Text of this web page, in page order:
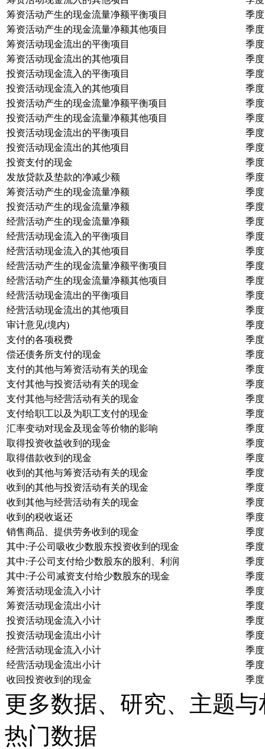
筹资活动产生的现金流量净额平衡项目
季度
筹资活动产生的现金流量净额其他项目
季度
筹资活动现金流出的平衡项目
季度
筹资活动现金流出的其他项目
季度
投资活动现金流入的平衡项目
季度
投资活动现金流入的其他项目
季度
投资活动产生的现金流量净额平衡项目
季度
投资活动产生的现金流量净额其他项目
季度
投资活动现金流出的平衡项目
季度
投资活动现金流出的其他项目
季度
投资支付的现金
季度
发放贷款及垫款的净减少额
季度
筹资活动产生的现金流量净额
季度
投资活动产生的现金流量净额
季度
经营活动产生的现金流量净额
季度
经营活动现金流入的平衡项目
季度
经营活动现金流入的其他项目
季度
经营活动产生的现金流量净额平衡项目
季度
经营活动产生的现金流量净额其他项目
季度
经营活动现金流出的平衡项目
季度
经营活动现金流出的其他项目
季度
审计意见(境内)
季度
支付的各项税费
季度
偿还债务所支付的现金
季度
支付的其他与筹资活动有关的现金
季度
支付其他与投资活动有关的现金
季度
支付其他与经营活动有关的现金
季度
支付给职工以及为职工支付的现金
季度
汇率变动对现金及现金等价物的影响
季度
取得投资收益收到的现金
季度
取得借款收到的现金
季度
收到的其他与筹资活动有关的现金
季度
收到的其他与投资活动有关的现金
季度
收到其他与经营活动有关的现金
季度
收到的税收返还
季度
销售商品、提供劳务收到的现金
季度
其中:子公司吸收少数股东投资收到的现金
季度
其中:子公司支付给少数股东的股利、利润
季度
其中:子公司减资支付给少数股东的现金
季度
筹资活动现金流入小计
季度
筹资活动现金流出小计
季度
投资活动现金流入小计
季度
投资活动现金流出小计
季度
经营活动现金流入小计
季度
经营活动现金流出小计
季度
收回投资收到的现金
季度
更多数据、研究、主题
热门数据